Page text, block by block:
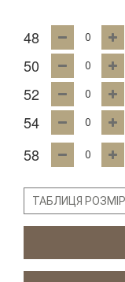
48
50
52
54
58
ТАБЛИЦЯ